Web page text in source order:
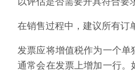
在销售过程中，建议所有订
发票应将增值税作为一个
通常会在发票上增加一行。